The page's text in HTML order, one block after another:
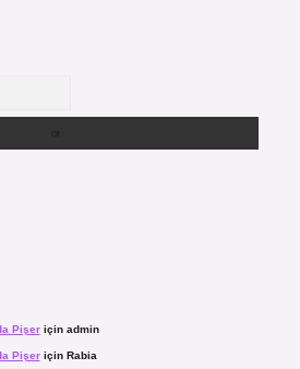
Pişeriçin admin
Pişeriçin Rabia